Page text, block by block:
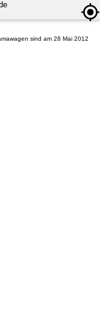
sind am 28 Mai 2012